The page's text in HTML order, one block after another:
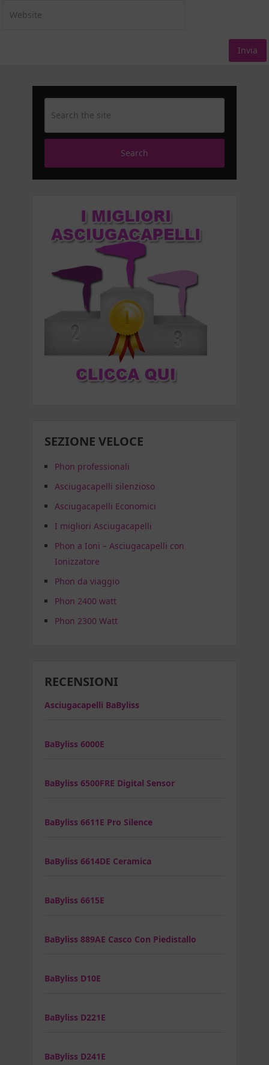
Search
SEZIONE VELOCE
Phon professionali
Asciugacapelli silenzioso
Asciugacapelli Economici
I migliori Asciugacapelli
Phon a Ioni – Asciugacapelli con
Ionizzatore
Phon da viaggio
Phon 2400 watt
Phon 2300 Watt
RECENSIONI
Asciugacapelli BaByliss
BaByliss 6000E
BaByliss 6500FRE Digital Sensor
BaByliss 6611E Pro Silence
BaByliss 6614DE Ceramica
BaByliss 6615E
BaByliss 889AE Casco Con Piedistallo
BaByliss D10E
BaByliss D221E
BaByliss D241E